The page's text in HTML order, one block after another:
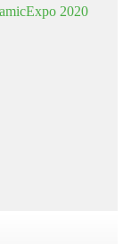
2020